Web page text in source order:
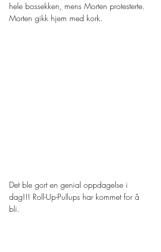
hele bossekken, mens Morten protesterte.
Morten gikk hjem med kork.
Det ble gort en genial oppdagelse i
dag!!! Roll-Up-Pullups har kommet for å
bli.